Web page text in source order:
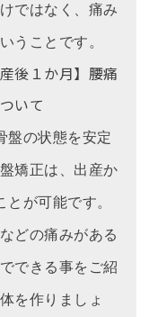
ではなく、痛み
うことです。
後１か月】腰痛
いて
盤の状態を安定
矯正は、出産か
が可能です。
どの痛みがある
できる事をご紹
を作りましょ